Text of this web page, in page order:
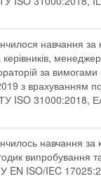
навчання за
за
з врахуванням
ISO 31000:2018,
навчання за
випробування
EN ISO/IEC